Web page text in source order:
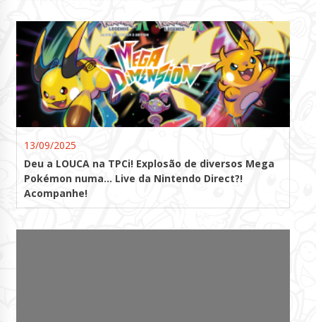
13/09/2025
Deu a LOUCA na TPCi! Explosão de diversos Mega
Pokémon numa… Live da Nintendo Direct?!
Acompanhe!